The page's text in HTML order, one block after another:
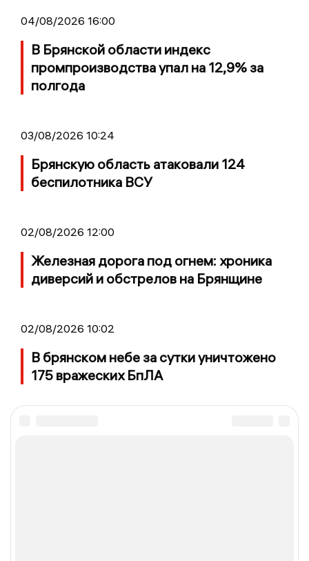
04/08/2026 16:00
В Брянской области индекс
промпроизводства упал на 12,9% за
полгода
03/08/2026 10:24
Брянскую область атаковали 124
беспилотника ВСУ
02/08/2026 12:00
Железная дорога под огнем: хроника
диверсий и обстрелов на Брянщине
02/08/2026 10:02
В брянском небе за сутки уничтожено
175 вражеских БпЛА